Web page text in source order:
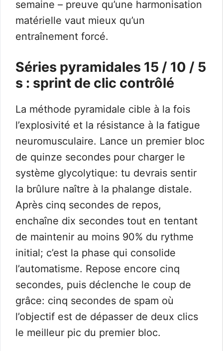
semaine – preuve qu’une harmonisation
matérielle vaut mieux qu’un
entraînement forcé.
Séries pyramidales 15 / 10 / 5
s : sprint de clic contrôlé
La méthode pyramidale cible à la fois
l’explosivité et la résistance à la fatigue
neuromusculaire. Lance un premier bloc
de quinze secondes pour charger le
système glycolytique: tu devrais sentir
la brûlure naître à la phalange distale.
Après cinq secondes de repos,
enchaîne dix secondes tout en tentant
de maintenir au moins 90% du rythme
initial; c’est la phase qui consolide
l’automatisme. Repose encore cinq
secondes, puis déclenche le coup de
grâce: cinq secondes de spam où
l’objectif est de dépasser de deux clics
le meilleur pic du premier bloc.